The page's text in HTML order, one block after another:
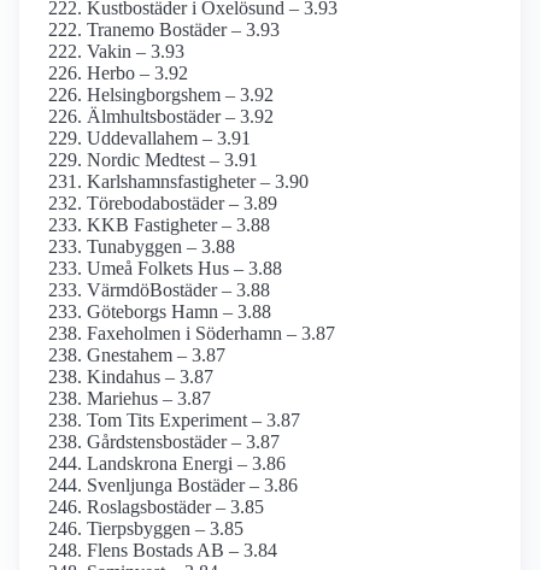
Kustbostäder i Oxelösund – 3.93
Tranemo Bostäder – 3.93
Vakin – 3.93
Herbo – 3.92
Helsingborgshem – 3.92
Älmhultsbostäder – 3.92
Uddevallahem – 3.91
Nordic Medtest – 3.91
Karlshamnsfastigheter – 3.90
Törebodabostäder – 3.89
KKB Fastigheter – 3.88
Tunabyggen – 3.88
Umeå Folkets Hus – 3.88
VärmdöBostäder – 3.88
Göteborgs Hamn – 3.88
Faxeholmen i Söderhamn – 3.87
Gnestahem – 3.87
Kindahus – 3.87
Mariehus – 3.87
Tom Tits Experiment – 3.87
Gårdstensbostäder – 3.87
Landskrona Energi – 3.86
Svenljunga Bostäder – 3.86
Roslagsbostäder – 3.85
Tierpsbyggen – 3.85
Flens Bostads AB – 3.84